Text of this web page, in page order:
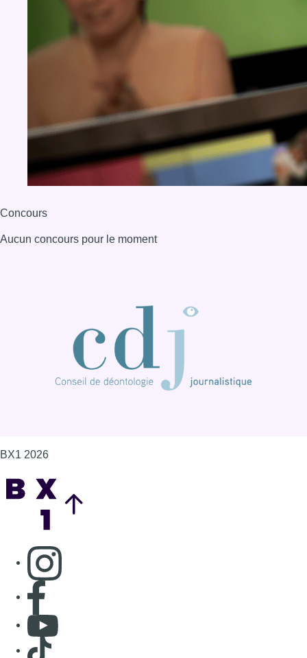
Aucun concours pour le moment
Consulter page Instagram
S'abonner à notre newsletter
Connaître BX1
Publicité
Offres d'emploi
Contact
Mentions légales
Politique de cookies (UE)